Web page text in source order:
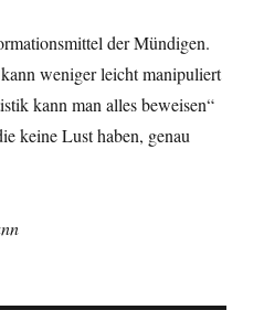
der Mündigen.
weniger leicht manipuliert
kann man alles beweisen“
keine Lust haben, genau